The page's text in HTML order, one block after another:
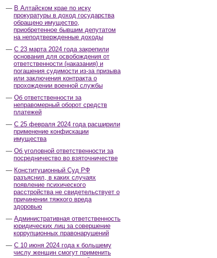
В Алтайском крае по иску
прокуратуры в доход государства
обращено имущество,
приобретенное бывшим депутатом
на неподтвержденные доходы
С 23 марта 2024 года закрепили
основания для освобождения от
ответственности (наказания) и
погашения судимости из-за призыва
или заключения контракта о
прохождении военной службы
Об ответственности за
неправомерный оборот средств
платежей
С 25 февраля 2024 года расширили
применение конфискации
имущества
Об уголовной ответственности за
посредничество во взяточничестве
Конституционный Суд РФ
разъяснил, в каких случаях
появление психического
расстройства не свидетельствует о
причинении тяжкого вреда
здоровью
Административная ответственность
юридических лиц за совершение
коррупционных правонарушений
С 10 июня 2024 года к большему
числу женщин смогут применить